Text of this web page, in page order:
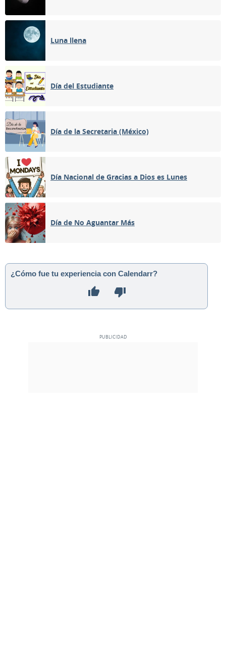
Luna llena
Día del Estudiante
Día de la Secretaria (México)
Día Nacional de Gracias a Dios es Lunes
Día de No Aguantar Más
¿Cómo fue tu experiencia con Calendarr?